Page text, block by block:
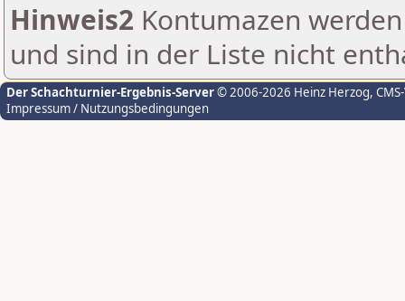
Hinweis2 Kontumazen
und sind in der Liste nicht
Der Schachturnier-Ergebnis-Server© 2006-2026 Heinz Herzog,
Impressum / Nutzungsbedingungen